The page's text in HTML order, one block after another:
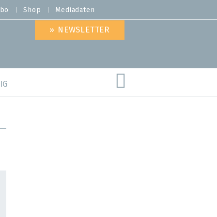
Shop Mediadaten
» NEWSLETTER